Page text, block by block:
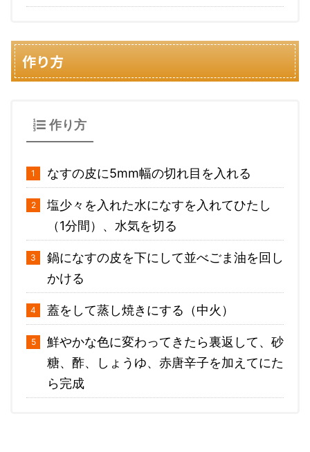
作り方
作り方
なすの皮に5mm幅の切れ目を入れる
塩少々を入れた水になすを入れてひたし
（1分間）、水気を切る
鍋になすの皮を下にして並べごま油を回し
かける
蓋をして蒸し焼きにする（中火）
鮮やかな色に変わってきたら裏返して、砂
糖、酢、しょうゆ、赤唐辛子を加えてにた
ら完成